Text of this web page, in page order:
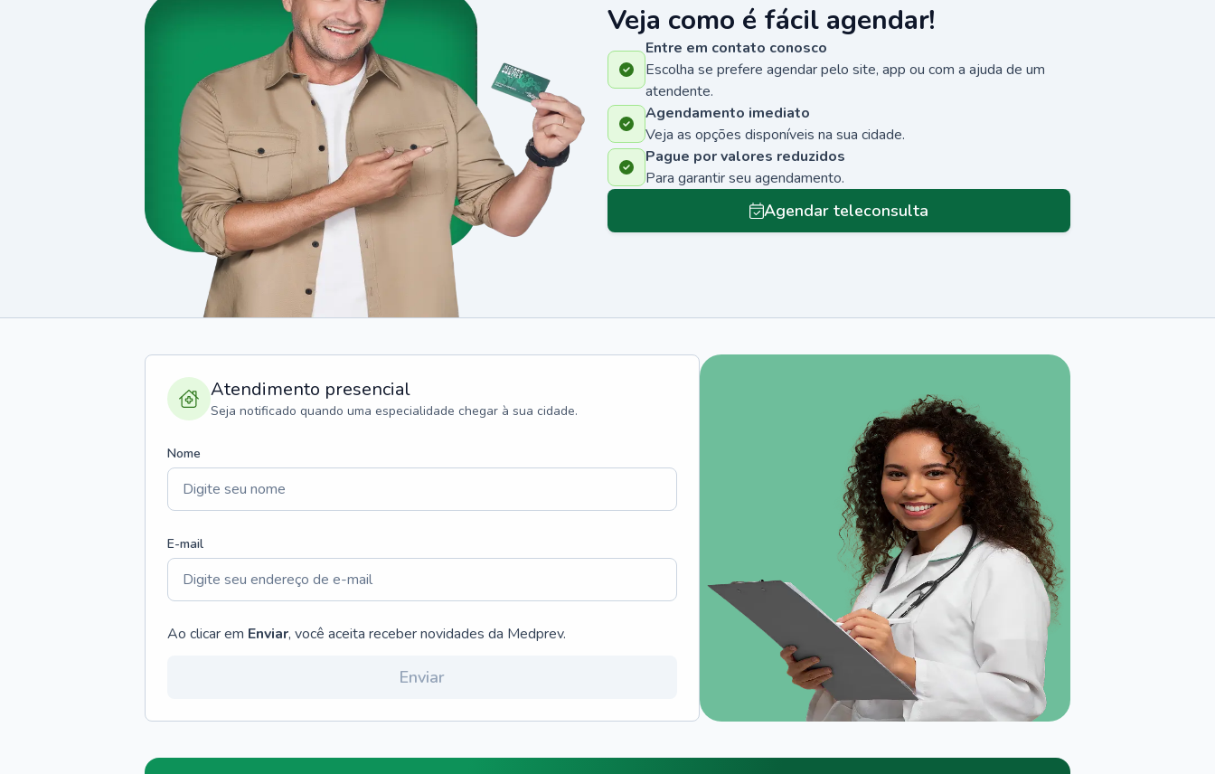
Veja como é fácil agendar!
Entre em contato conosco
Escolha se prefere agendar pelo site, app ou com a ajuda de um
atendente.
Agendamento imediato
Veja as opções disponíveis na sua cidade.
Pague por valores reduzidos
Para garantir seu agendamento.
Agendar teleconsulta
Atendimento presencial
Seja notificado quando uma especialidade chegar à sua cidade.
Nome
E-mail
Ao clicar em Enviar, você aceita receber novidades da Medprev.
Enviar